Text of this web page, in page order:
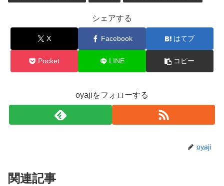
シェアする
X Facebook はてブ
Pocket LINE コピー
oyajiをフォローする
oyaji
関連記事